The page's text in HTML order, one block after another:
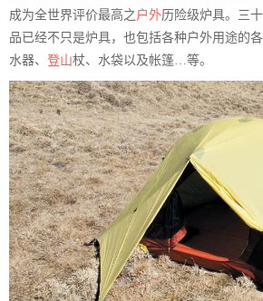
成为全世界评价最高之 户外历险级炉具。三
品已经不只是炉具，也包括各种户外用途的
水器、 登山杖、水袋以及帐篷…等。